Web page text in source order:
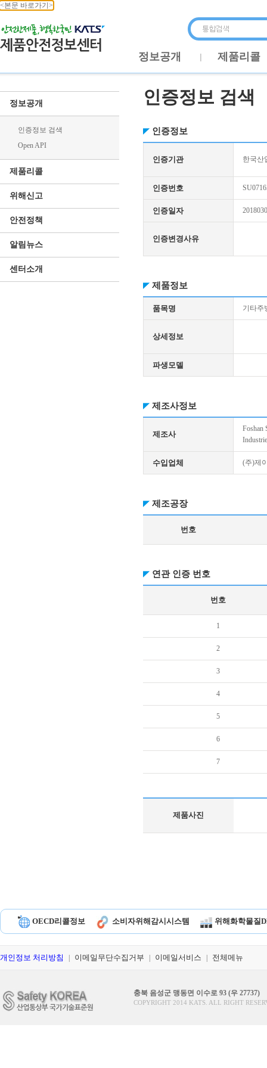
<본문 바로가기>
정보공개 제품리콜
정보공개
인증정보 검색
Open API
제품리콜
위해신고
안전정책
알림뉴스
센터소개
인증정보 검색
인증정보
인증기관 한국산
인증번호
인증일자
인증변경사유
제품정보
품목명 기타주
상세정보
파생모델
제조사정보
제조사
Foshan
수입업체 (주)제
제조공장
번호
연관 인증 번호
번호
1
2
3
4
5
6
7
제품사진
OECD리콜정보 소비자위해감시시스템 위해화학물질
개인정보 처리방침 이메일무단수집거부 이메일서비스 전체메뉴
충북 음성군 맹동면 이수로 93 (우 27737)
COPYRIGHT 2014 KATS. ALL RIGHT